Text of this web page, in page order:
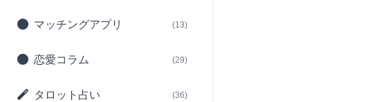
マッチングアプリ (13)
恋愛コラム (29)
タロット占い (36)